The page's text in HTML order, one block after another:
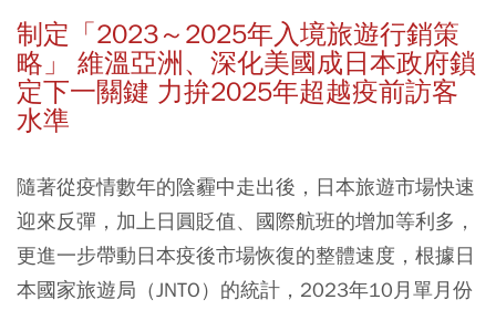
制定「2023～2025年入境旅遊行銷策
略」 維溫亞洲、深化美國成日本政府鎖
定下一關鍵 力拚2025年超越疫前訪客
水準
隨著從疫情數年的陰霾中走出後，日本旅遊市場快速
迎來反彈，加上日圓貶值、國際航班的增加等利多，
更進一步帶動日本疫後市場恢復的整體速度，根據日
本國家旅遊局（JNTO）的統計，2023年10月單月份